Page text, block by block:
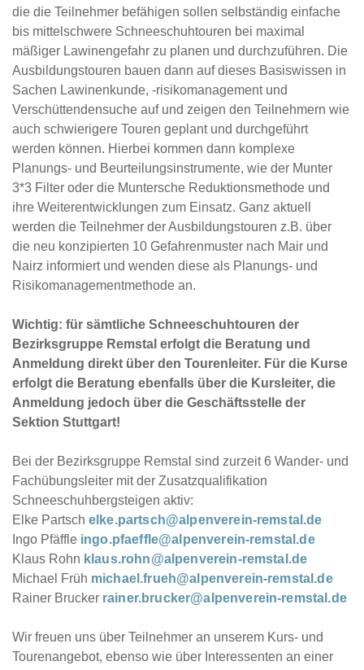
die die Teilnehmer befähigen sollen selbständig einfache
bis mittelschwere Schneeschuhtouren bei maximal
mäßiger Lawinengefahr zu planen und durchzuführen. Die
Ausbildungstouren bauen dann auf dieses Basiswissen in
Sachen Lawinenkunde, -risikomanagement und
Verschüttendensuche auf und zeigen den Teilnehmern wie
auch schwierigere Touren geplant und durchgeführt
werden können. Hierbei kommen dann komplexe
Planungs- und Beurteilungsinstrumente, wie der Munter
3*3 Filter oder die Muntersche Reduktionsmethode und
ihre Weiterentwicklungen zum Einsatz. Ganz aktuell
werden die Teilnehmer der Ausbildungstouren z.B. über
die neu konzipierten 10 Gefahrenmuster nach Mair und
Nairz informiert und wenden diese als Planungs- und
Risikomanagementmethode an.
Wichtig: für sämtliche Schneeschuhtouren der
Bezirksgruppe Remstal erfolgt die Beratung und
Anmeldung direkt über den Tourenleiter. Für die Kurse
erfolgt die Beratung ebenfalls über die Kursleiter, die
Anmeldung jedoch über die Geschäftsstelle der
Sektion Stuttgart!
Bei der Bezirksgruppe Remstal sind zurzeit 6 Wander- und
Fachübungsleiter mit der Zusatzqualifikation
Schneeschuhbergsteigen aktiv:
Elke Partsch elke.partsch@alpenverein-remstal.de
Ingo Pfäffle ingo.pfaeffle@alpenverein-remstal.de
Klaus Rohn klaus.rohn@alpenverein-remstal.de
Michael Früh michael.frueh@alpenverein-remstal.de
Rainer Brucker rainer.brucker@alpenverein-remstal.de
Wir freuen uns über Teilnehmer an unserem Kurs- und
Tourenangebot, ebenso wie über Interessenten an einer